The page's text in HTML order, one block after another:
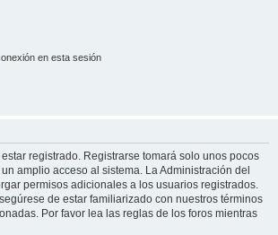
en esta sesión
registrado. Registrarse tomará solo unos pocos
amplio acceso al sistema. La Administración del
permisos adicionales a los usuarios registrados.
de estar familiarizado con nuestros términos
Por favor lea las reglas de los foros mientras